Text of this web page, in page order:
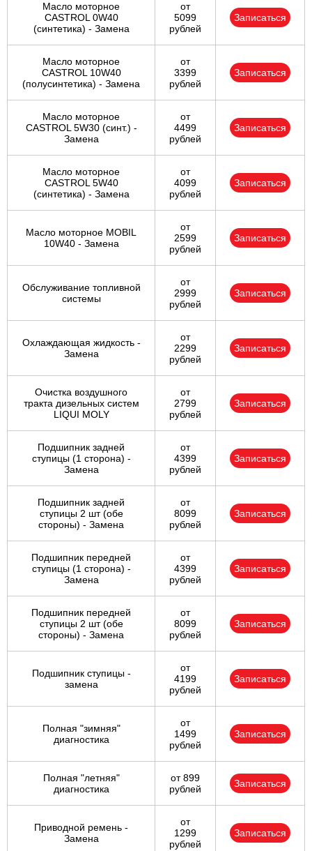
Масло моторное
CASTROL 0W40
(синтетика) - Замена
от
5099
рублей
Записаться
Масло моторное
CASTROL 10W40
(полусинтетика) - Замена
от
3399
рублей
Записаться
Масло моторное
CASTROL 5W30 (синт.) -
Замена
от
4499
рублей
Записаться
Масло моторное
CASTROL 5W40
(синтетика) - Замена
от
4099
рублей
Записаться
Масло моторное MOBIL
10W40 - Замена
от
2599
рублей
Записаться
Обслуживание топливной
системы
от
2999
рублей
Записаться
Охлаждающая жидкость -
Замена
от
2299
рублей
Записаться
Очистка воздушного
тракта дизельных систем
LIQUI MOLY
от
2799
рублей
Записаться
Подшипник задней
ступицы (1 сторона) -
Замена
от
4399
рублей
Записаться
Подшипник задней
ступицы 2 шт (обе
стороны) - Замена
от
8099
рублей
Записаться
Подшипник передней
ступицы (1 сторона) -
Замена
от
4399
рублей
Записаться
Подшипник передней
ступицы 2 шт (обе
стороны) - Замена
от
8099
рублей
Записаться
Подшипник ступицы -
замена
от
4199
рублей
Записаться
Полная "зимняя"
диагностика
от
1499
рублей
Записаться
Полная "летняя"
диагностика
от 899
рублей
Записаться
Приводной ремень -
Замена
от
1299
рублей
Записаться